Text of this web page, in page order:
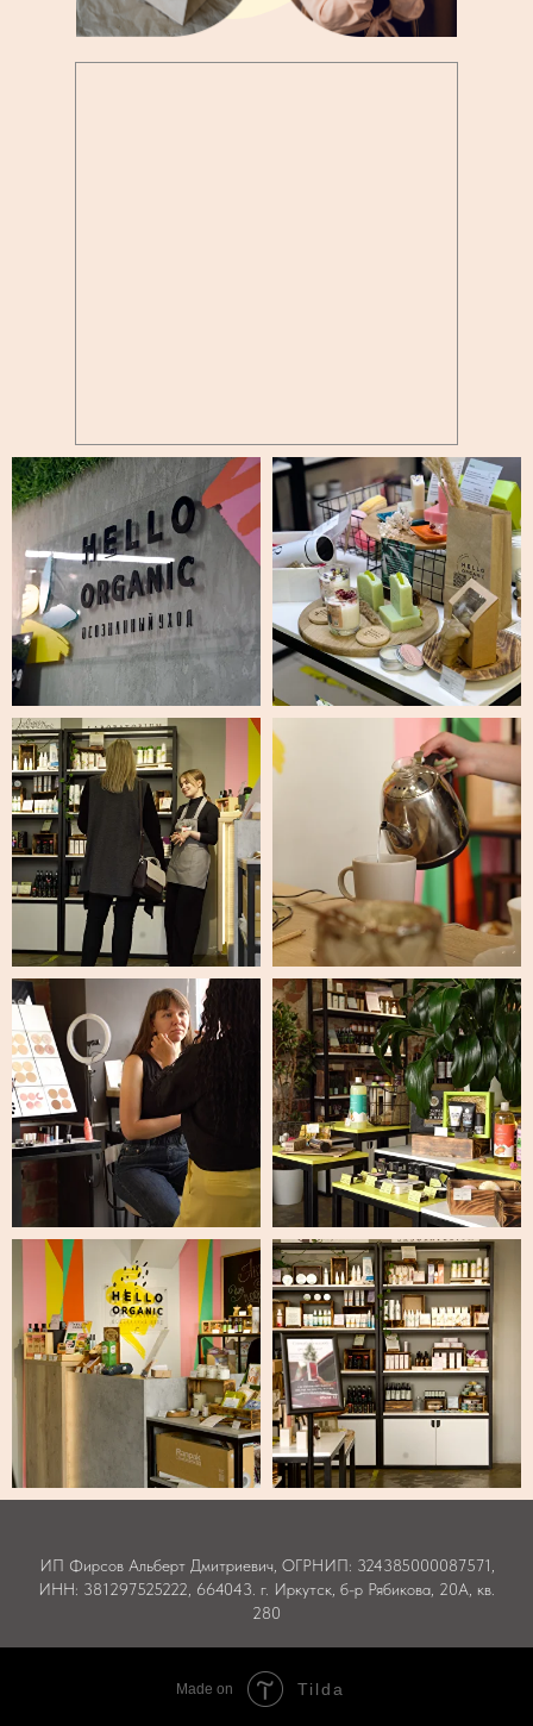
ИП Фирсов Альберт Дмитриевич, ОГРНИП: 324385000087571,
ИНН: 381297525222, 664043. г. Иркутск, б-р Рябикова, 20А, кв.
280
Made on Tilda